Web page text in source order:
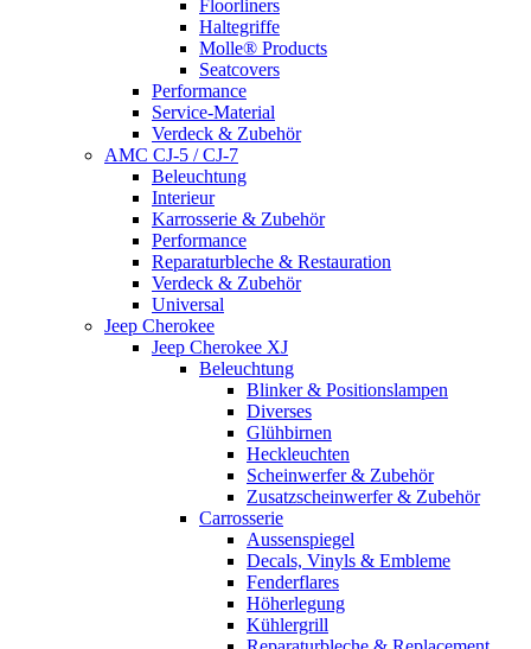
Floorliners
Haltegriffe
Molle® Products
Seatcovers
Performance
Service-Material
Verdeck & Zubehör
AMC CJ-5 / CJ-7
Beleuchtung
Interieur
Karrosserie & Zubehör
Performance
Reparaturbleche & Restauration
Verdeck & Zubehör
Universal
Jeep Cherokee
Jeep Cherokee XJ
Beleuchtung
Blinker & Positionslampen
Diverses
Glühbirnen
Heckleuchten
Scheinwerfer & Zubehör
Zusatzscheinwerfer & Zubehör
Carrosserie
Aussenspiegel
Decals, Vinyls & Embleme
Fenderflares
Höherlegung
Kühlergrill